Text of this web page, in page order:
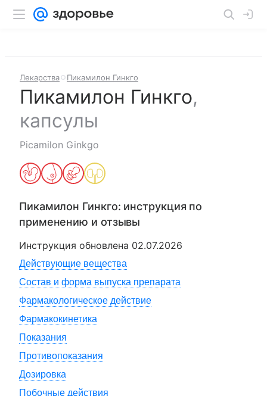
Лекарства Пикамилон Гинкго
Пикамилон Гинкго,
капсулы
Picamilon Ginkgo
Пикамилон Гинкго: инструкция по
применению и отзывы
Инструкция обновлена 02.07.2026
Действующие вещества
Состав и форма выпуска препарата
Фармакологическое действие
Фармакокинетика
Показания
Противопоказания
Дозировка
Побочные действия